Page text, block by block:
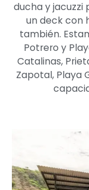
ducha y jacuzzi
un deck con
también.
Potrero y
Catalinas,
Zapotal, Playa